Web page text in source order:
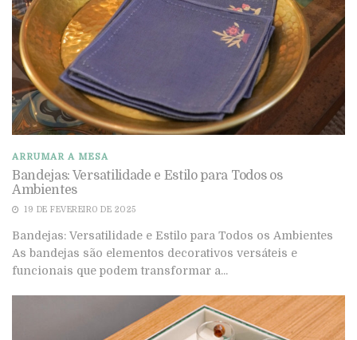
ARRUMAR A MESA
Bandejas: Versatilidade e Estilo para Todos os
Ambientes
19 DE FEVEREIRO DE 2025
Bandejas: Versatilidade e Estilo para Todos os Ambientes
As bandejas são elementos decorativos versáteis e
funcionais que podem transformar a...